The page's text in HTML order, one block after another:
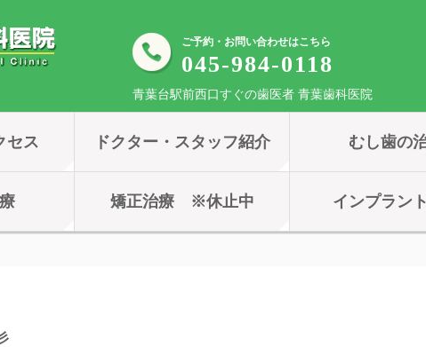
ご予約・お問い合わせはこちら
045-984-0118
青葉台駅前西口すぐの歯医者 青葉歯科医院
セス ドクター・スタッフ紹介 むし歯の
矯正治療 ※休止中 インプラン